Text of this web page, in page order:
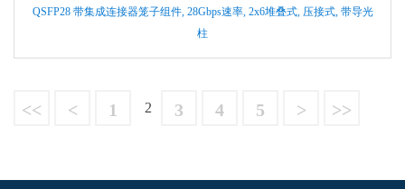
QSFP28 带集成连接器笼子组件, 28Gbps速率, 2x6堆叠式, 压接式, 带导光
柱
<< < 1 2 3 4 5 > >>